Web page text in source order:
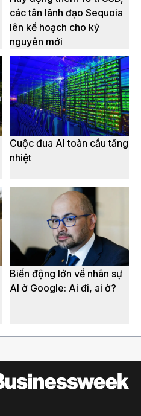
các tân lãnh đạo Sequoia
lên kế hoạch cho kỷ
nguyên mới
Cuộc đua AI toàn cầu tăng
nhiệt
Biến động lớn về nhân sự
AI ở Google: Ai đi, ai ở?